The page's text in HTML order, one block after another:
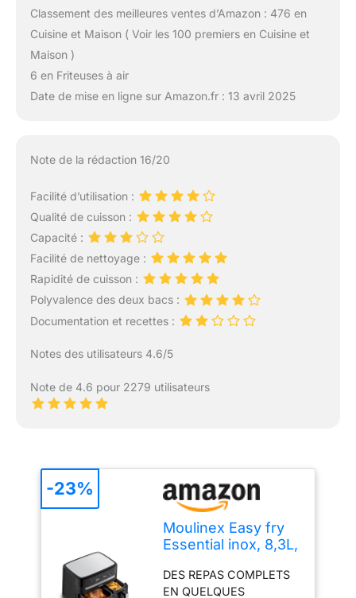
Classement des meilleures ventes d’Amazon : 476 en
Cuisine et Maison ( Voir les 100 premiers en Cuisine et
Maison )
6 en Friteuses à air
Date de mise en ligne sur Amazon.fr : 13 avril 2025
Note de la rédaction 16/20
Facilité d’utilisation :
Qualité de cuisson :
Capacité :
Facilité de nettoyage :
Rapidité de cuisson :
Polyvalence des deux bacs :
Documentation et recettes :
Notes des utilisateurs 4.6/5
Note de 4.6 pour 2279 utilisateurs
Moulinex Easy fry
Essential inox, 8,3L,
personnes, 7
Programmes
DES REPAS COMPLETS
EN QUELQUES
-23%